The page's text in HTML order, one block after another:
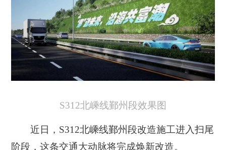
S312北嵊线鄞州段效果图
近日，S312北嵊线鄞州段改造施工进入扫尾
阶段，这条交通大动脉将完成焕新改造。